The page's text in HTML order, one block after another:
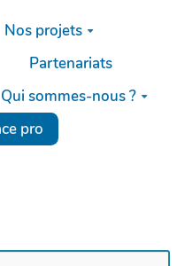
Nos projets
Partenariats
Qui sommes-nous ?
pro